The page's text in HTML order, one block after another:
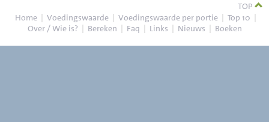
TOP
Home | Voedingswaarde | Voedingswaarde per portie | Top 10 |
Over / Wie is? | Bereken | Faq | Links | Nieuws | Boeken